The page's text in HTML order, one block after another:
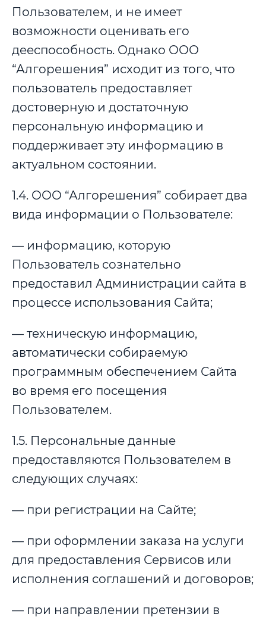
Пользователем, и не имеет
возможности оценивать его
дееспособность. Однако ООО
“Алгорешения” исходит из того, что
пользователь предоставляет
достоверную и достаточную
персональную информацию и
поддерживает эту информацию в
актуальном состоянии.
1.4. ООО “Алгорешения” собирает два
вида информации о Пользователе:
— информацию, которую
Пользователь сознательно
предоставил Администрации сайта в
процессе использования Сайта;
— техническую информацию,
автоматически собираемую
программным обеспечением Сайта
во время его посещения
Пользователем.
1.5. Персональные данные
предоставляются Пользователем в
следующих случаях:
— при регистрации на Сайте;
— при оформлении заказа на услуги
для предоставления Сервисов или
исполнения соглашений и договоров;
— при направлении претензии в